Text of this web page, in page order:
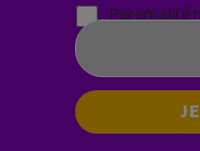
Parentalité